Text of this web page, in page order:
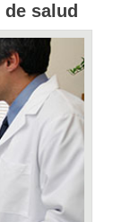
salud